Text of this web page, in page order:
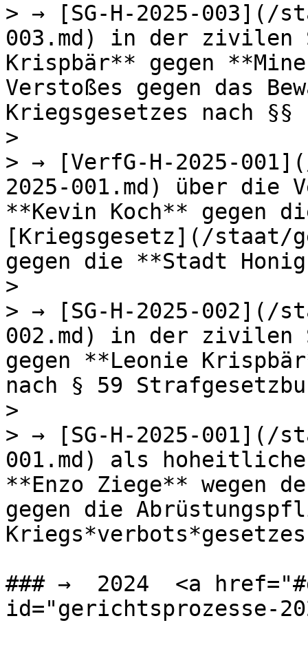
> → [SG-H-2025-003](/
003.md) in der zivilen
Krispbär** gegen
Verstoßes gegen das
Kriegsgesetzes nach
>
> → [VerfG-H-2025-
2025-001.md) über die
**Kevin Koch** gegen
[Kriegsgesetz](/staat/
gegen die **Stadt
>
> → [SG-H-2025-002](/
002.md) in der zivilen
gegen **Leonie
nach § 59
>
> → [SG-H-2025-001](/
001.md) als
**Enzo Ziege** wegen
gegen die
Kriegs*verbots*gesetzes
### →  2024  <a
id="gerichtsprozesse-